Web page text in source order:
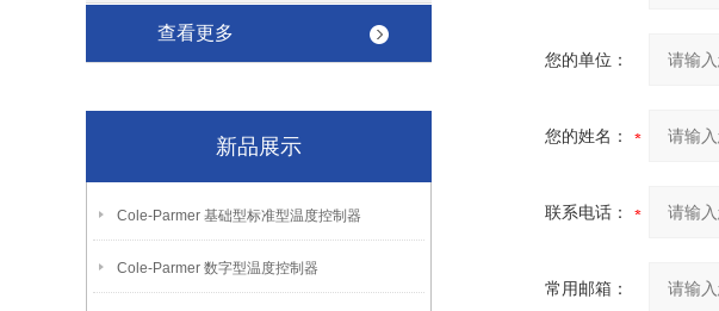
查看更多
新品展示
Cole-Parmer 基础型标准型温度控制器
Cole-Parmer 数字型温度控制器
您的单位：
您的姓名：
联系电话：
常用邮箱：